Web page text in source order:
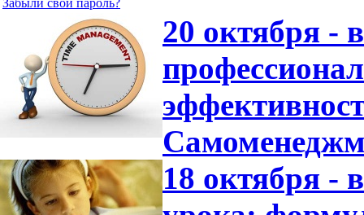
Забыли свой пароль?
20 октября -
18 октября -